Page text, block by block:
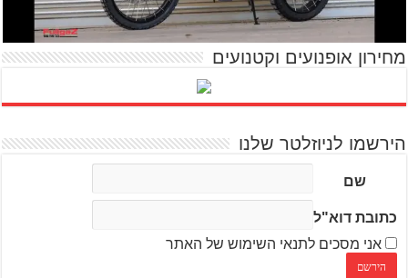
מחירון אופנועים וקטנועים
הירשמו לניוזלטר שלנו
שם
כתובת דוא"ל
אני מסכים לתנאי השימוש של האתר